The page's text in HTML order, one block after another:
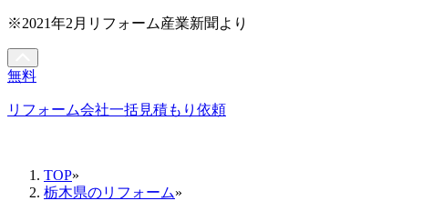
※2021年2月リフォーム産業新聞より
無料
リフォーム会社一括見積もり依頼
TOP»
栃木県のリフォーム»